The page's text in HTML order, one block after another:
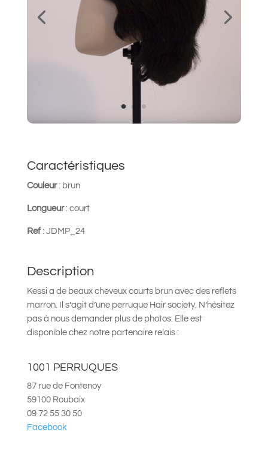
Caractéristiques
Couleur: brun
Longueur: court
Ref: JDMP_24
Description
Kessi a de beaux cheveux courts brun avec des reflets
marron. Il s’agit d’une perruque Hair society. N’hésitez
pas à nous demander plus de photos. Elle est
disponible chez notre partenaire relais :
1001 PERRUQUES
87 rue de Fontenoy
59100 Roubaix
09 72 55 30 50
Facebook